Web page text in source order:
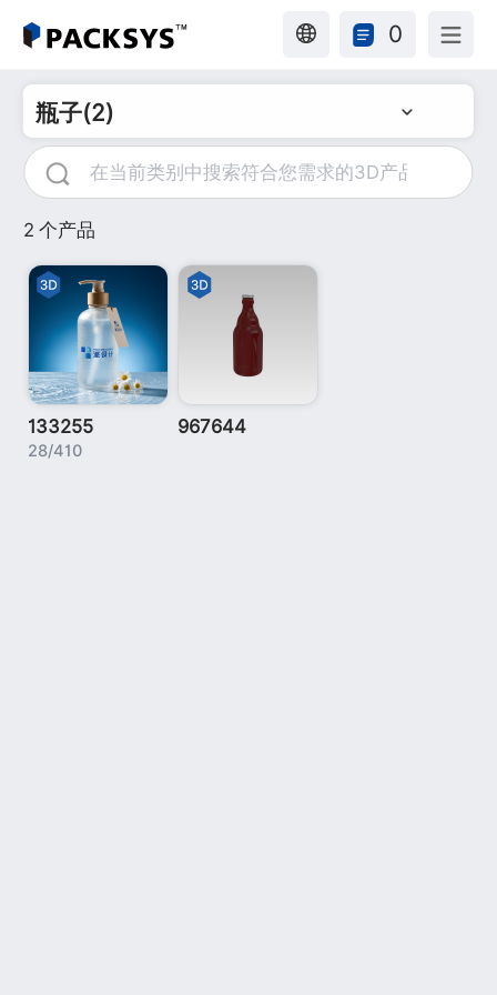
0
瓶子(2)
2 个产品
133255
28/410
967644